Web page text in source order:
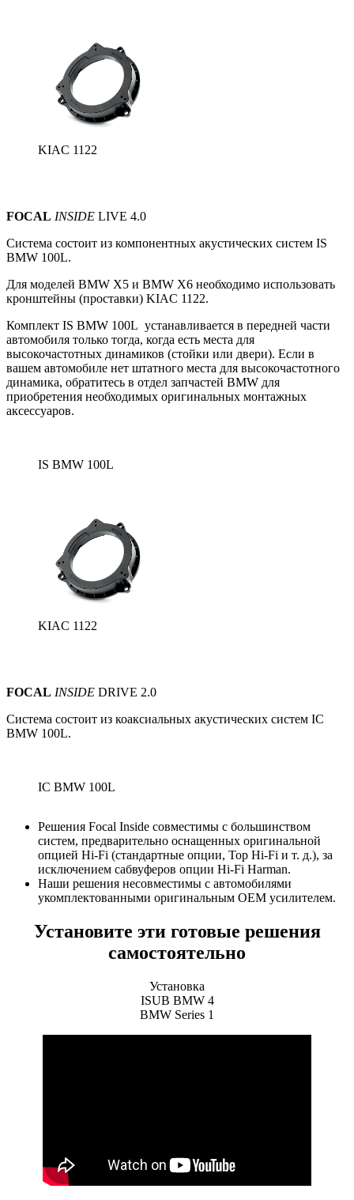
KIAC 1122
FOCAL INSIDE LIVE 4.0
Система состоит из компонентных акустических систем IS
BMW 100L.
Для моделей BMW X5 и BMW X6 необходимо использовать
кронштейны (проставки) KIAC 1122.
Комплект IS BMW 100L устанавливается в передней части
автомобиля только тогда, когда есть места для
высокочастотных динамиков (стойки или двери). Если в
вашем автомобиле нет штатного места для высокочастотного
динамика, обратитесь в отдел запчастей BMW для
приобретения необходимых оригинальных монтажных
аксессуаров.
IS BMW 100L
KIAC 1122
FOCAL INSIDE DRIVE 2.0
Система состоит из коаксиальных акустических систем IС
BMW 100L.
IC BMW 100L
Решения Focal Inside совместимы с большинством
систем, предварительно оснащенных оригинальной
опцией Hi-Fi (стандартные опции, Top Hi-Fi и т. д.), за
исключением сабвуферов опции Hi-Fi Harman.
Наши решения несовместимы с автомобилями
укомплектованными оригинальным OEM усилителем.
Установите эти готовые решения
самостоятельно
Установка
ISUB BMW 4
BMW Series 1